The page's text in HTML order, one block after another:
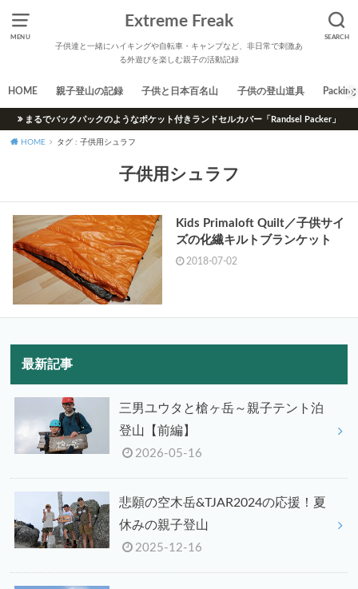
MENU SEARCH
Extreme Freak
子供達と一緒にハイキングや自転車・キャンプなど、非日常で刺激あ
る外遊びを楽しむ親子の活動記録
HOME 親子登山の記録 子供と日本百名山 子供の登山道具 Packing
まるでバックパックのようなポケット付きランドセルカバー「Randsel Packer」
HOME タグ : 子供用シュラフ
子供用シュラフ
Kids Primaloft Quilt／子供サイ
ズの化繊キルトブランケット
2018-07-02
最新記事
三男ユウタと槍ヶ岳～親子テント泊
登山【前編】
2026-05-16
悲願の空木岳&TJAR2024の応援！夏
休みの親子登山
2025-12-16